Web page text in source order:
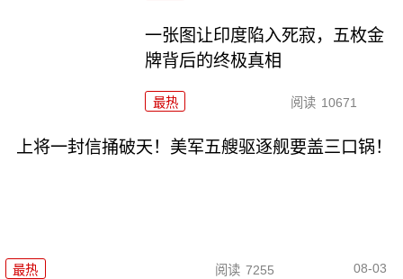
一张图让印度陷入死寂，五枚金
牌背后的终极真相
最热 阅读 10671
上将一封信捅破天！美军五艘驱逐舰要盖三口锅！
最热 阅读 7255 08-03